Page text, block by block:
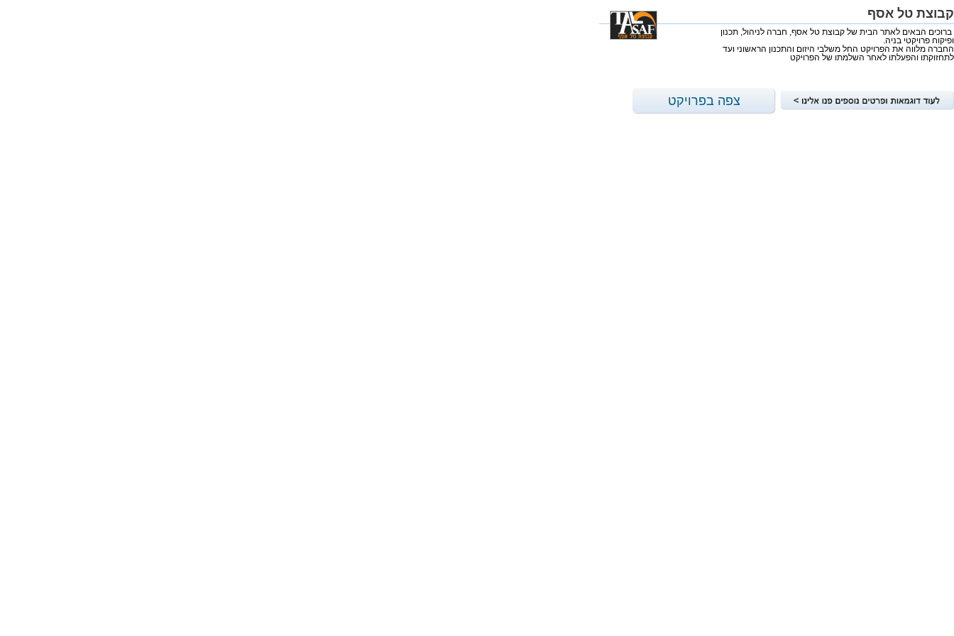
קבוצת טל אסף
ברוכים הבאים לאתר הבית של קבוצת טל אסף, חברה לניהול, תכנון
ופיקוח פרויקטי בניה.
החברה מלווה את הפרויקט החל משלבי היזום והתכנון הראשוני ועד
לתחזוקתו והפעלתו לאחר השלמתו של הפרויקט
צפה בפרויקט